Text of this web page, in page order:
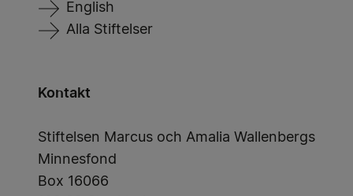
English
Alla Stiftelser
Kontakt
Stiftelsen Marcus och Amalia Wallenbergs
Minnesfond
Box 16066